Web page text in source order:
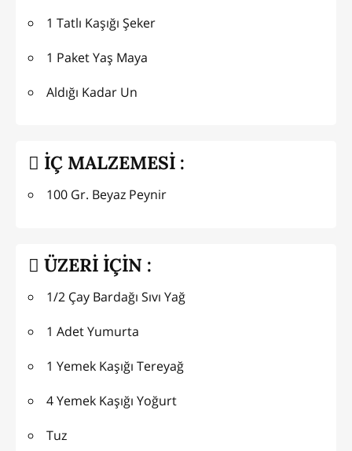
1 Tatlı Kaşığı Şeker
1 Paket Yaş Maya
Aldığı Kadar Un
İÇ MALZEMESİ :
100 Gr. Beyaz Peynir
ÜZERİ İÇİN :
1/2 Çay Bardağı Sıvı Yağ
1 Adet Yumurta
1 Yemek Kaşığı Tereyağ
4 Yemek Kaşığı Yoğurt
Tuz